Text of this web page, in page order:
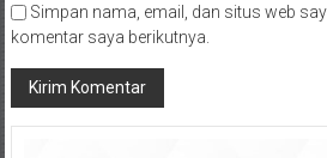
Simpan nama, email, dan situs web
komentar saya berikutnya.